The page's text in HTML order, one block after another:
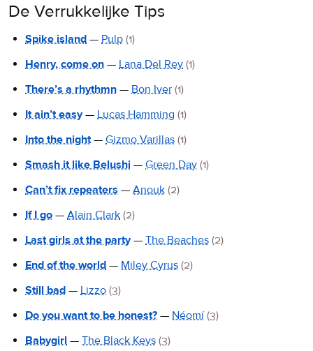
De Verrukkelijke Tips
Spike island — Pulp (1)
Henry, come on — Lana Del Rey (1)
There’s a rhythmn — Bon Iver (1)
It ain’t easy— Lucas Hamming (1)
Into the night— Gizmo Varillas (1)
Smash it like Belushi — Green Day (1)
Can’t fix repeaters — Anouk (2)
If I go — Alain Clark (2)
Last girls at the party— The Beaches (2)
End of the world — Miley Cyrus (2)
Still bad — Lizzo (3)
Do you want to be honest? — Néomí (3)
Babygirl — The Black Keys (3)